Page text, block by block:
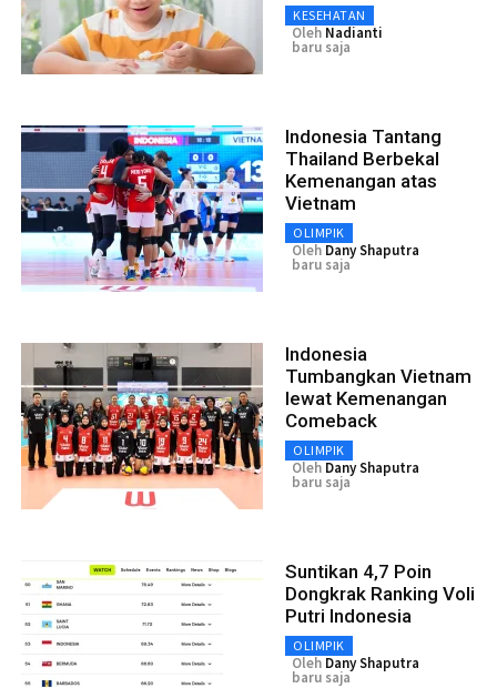
KESEHATAN
Oleh Nadianti
baru saja
Indonesia Tantang
Thailand Berbekal
Kemenangan atas
Vietnam
OLIMPIK
Oleh Dany Shaputra
baru saja
Indonesia
Tumbangkan Vietnam
lewat Kemenangan
Comeback
OLIMPIK
Oleh Dany Shaputra
baru saja
Suntikan 4,7 Poin
Dongkrak Ranking Voli
Putri Indonesia
OLIMPIK
Oleh Dany Shaputra
baru saja